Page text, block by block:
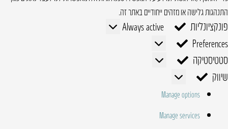
התנהגות גלישה או מזהים ייחודיים באתר זה.
פונקציונליות פונקציונליות
Always active
Preferences
Preferences
סטטיסטיקה
סטטיסטיקה
שיווק
שיווק
Manage options
Manage services